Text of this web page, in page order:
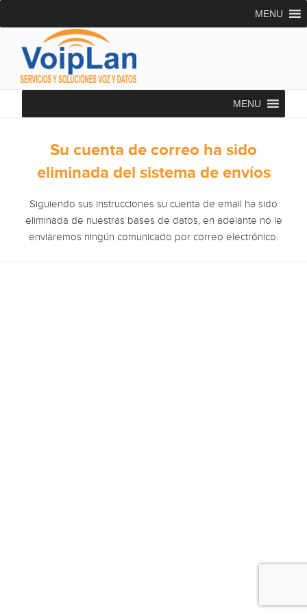
al
MENU
Asesoría Telecomunicaciones
MENU
Su cuenta de correo ha sido
eliminada del sistema de envíos
Siguiendo sus instrucciones su cuenta de email ha sido
eliminada de nuestras bases de datos, en adelante no le
enviaremos ningún comunicado por correo electrónico.